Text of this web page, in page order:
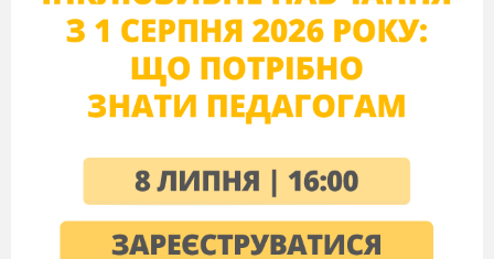
Semester II Writing Test Form 7 V-II
Cut a)bed
Have b)temperature
Stay in d)first aid
Check e)a doctor
See f)a headache